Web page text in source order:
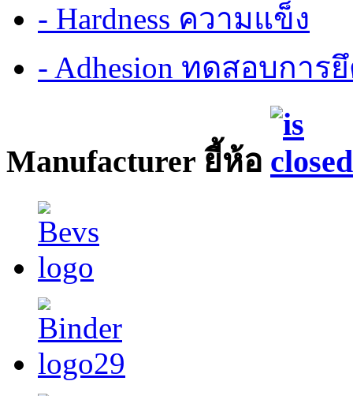
- Hardness ความแข็ง
- Adhesion ทดสอบการ
Manufacturer ยี้ห้อ